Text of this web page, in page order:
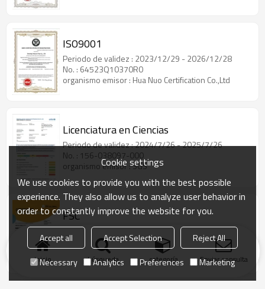
ISO9001
Periodo de validez : 2023/12/29 - 2026/12/28
No. : 64523Q10370R0
organismo emisor : Hua Nuo Certification Co.,Ltd
Licenciatura en Ciencias
Periodo de validez : 2024/7/26 - 2025/7/26
No. : 156-038097-000
organismo emisor : SGS
FSC
Periodo de validez : 2023/8/25 - 2026/7/19
No. : SAI-COC-006475
organismo emisor : Intertek SAI GLOBAL
Inicio búsqueda categoría Enviar consulta
Cookie settings
We use cookies to provide you with the best possible
experience. They also allow us to analyze user behavior in
order to constantly improve the website for you.
Accept all Accept Selection
Reject All
Necessary
Analytics Preferences Marketing